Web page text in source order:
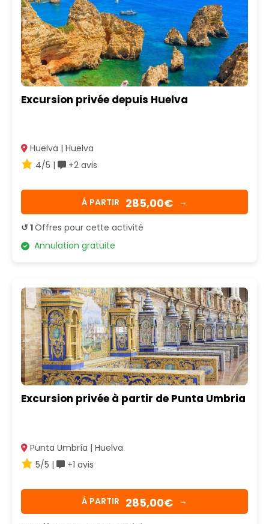
Excursion privée depuis Huelva
Huelva | Huelva
4/5 |
+2 avis
Á PARTIR 285,00€ →
↺ 1Offres pour cette activité
Annulation gratuite
Excursion privée à partir de Punta Umbria
Punta Umbría | Huelva
5/5 |
+1 avis
Á PARTIR 285,00€ →